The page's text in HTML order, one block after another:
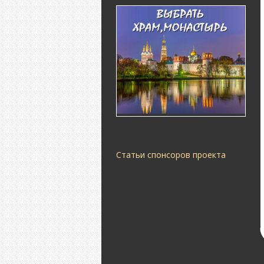
Статьи спонсоров проекта